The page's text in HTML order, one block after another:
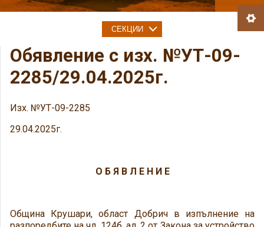
Обявление с изх. №УТ-09-
2285/29.04.2025г.
Изх. №УТ-09-2285
29.04.2025г.
О Б Я В Л Е Н И Е
Община Крушари, област Добрич в изпълнение на
СЕКЦИИ